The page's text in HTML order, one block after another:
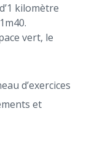
kilomètre
vert, le
d’exercices
et